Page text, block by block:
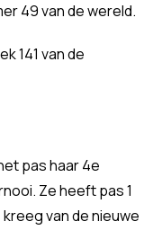
49 van de wereld.
141 van de
pas haar 4e
Ze heeft pas 1
van de nieuwe